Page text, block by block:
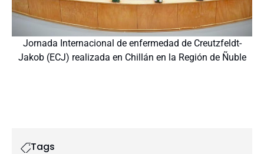
Jornada Internacional de enfermedad de Creutzfeldt-
Jakob (ECJ) realizada en Chillán en la Región de Ñuble
Tags